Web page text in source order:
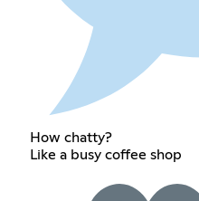
How chatty?
Like a busy coffee shop